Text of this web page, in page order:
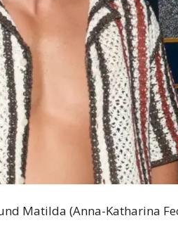
Matilda (Anna-Katharina